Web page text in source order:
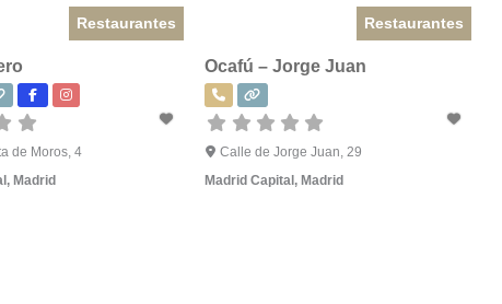
Restaurantes
de Moros, 4
,Madrid
Restaurantes
Ocafú – Jorge Juan
Calle de Jorge Juan, 29
Madrid Capital,Madrid